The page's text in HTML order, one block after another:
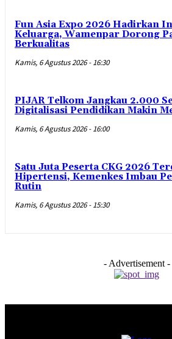
Fun Asia Expo 2026 Hadirkan
Keluarga, Wamenpar Dorong
Berkualitas
Kamis, 6 Agustus 2026 - 16:30
PIJAR Telkom Jangkau 2.000
Digitalisasi Pendidikan Makin
Kamis, 6 Agustus 2026 - 16:00
Satu Juta Peserta CKG 2026
Hipertensi, Kemenkes Imbau
Rutin
Kamis, 6 Agustus 2026 - 15:30
- Advertisement -